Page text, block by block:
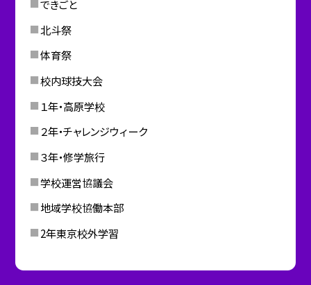
できごと
北斗祭
体育祭
校内球技大会
１年・高原学校
２年・チャレンジウィーク
３年・修学旅行
学校運営協議会
地域学校協働本部
2年東京校外学習